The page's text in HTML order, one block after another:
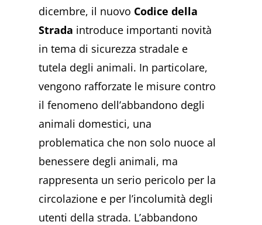
dicembre, il nuovo Codice della
Strada introduce importanti novità
in tema di sicurezza stradale e
tutela degli animali. In particolare,
vengono rafforzate le misure contro
il fenomeno dell’abbandono degli
animali domestici, una
problematica che non solo nuoce al
benessere degli animali, ma
rappresenta un serio pericolo per la
circolazione e per l’incolumità degli
utenti della strada. L’abbandono